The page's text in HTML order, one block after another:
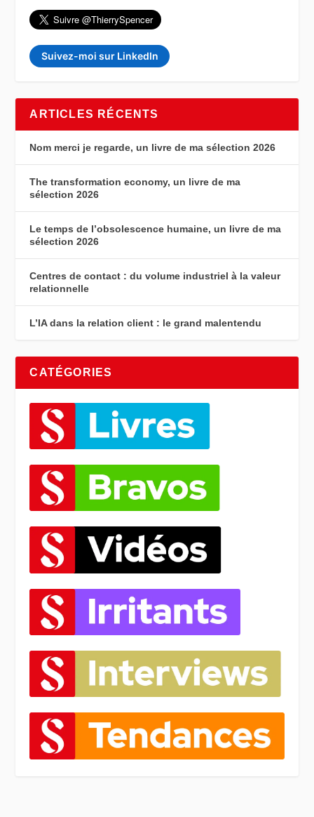
Suivez-moi sur LinkedIn
ARTICLES RÉCENTS
Nom merci je regarde, un livre de ma sélection 2026
The transformation economy, un livre de ma
sélection 2026
Le temps de l’obsolescence humaine, un livre de ma
sélection 2026
Centres de contact : du volume industriel à la valeur
relationnelle
L’IA dans la relation client : le grand malentendu
CATÉGORIES